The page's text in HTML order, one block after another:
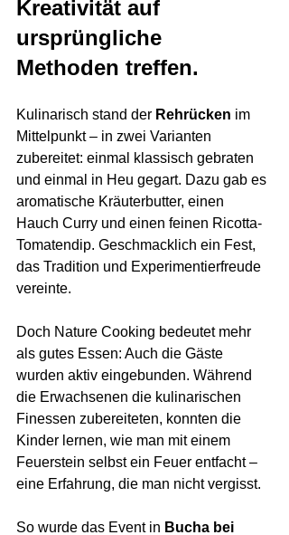
Kreativität auf
ursprüngliche
Methoden treffen.
Kulinarisch stand der Rehrücken im
Mittelpunkt – in zwei Varianten
zubereitet: einmal klassisch gebraten
und einmal in Heu gegart. Dazu gab es
aromatische Kräuterbutter, einen
Hauch Curry und einen feinen Ricotta-
Tomatendip. Geschmacklich ein Fest,
das Tradition und Experimentierfreude
vereinte.
Doch Nature Cooking bedeutet mehr
als gutes Essen: Auch die Gäste
wurden aktiv eingebunden. Während
die Erwachsenen die kulinarischen
Finessen zubereiteten, konnten die
Kinder lernen, wie man mit einem
Feuerstein selbst ein Feuer entfacht –
eine Erfahrung, die man nicht vergisst.
So wurde das Event in Bucha bei